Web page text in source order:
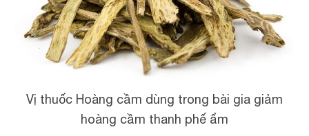
Vị thuốc Hoàng cầm dùng trong bài gia giảm
hoàng cầm thanh phế ẩm